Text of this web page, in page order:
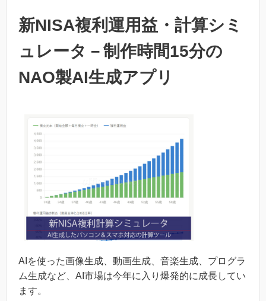
新NISA複利運用益・計算シミ
ュレータ－制作時間15分の
NAO製AI生成アプリ
AIを使った画像生成、動画生成、音楽生成、プログラ
ム生成など、AI市場は今年に入り爆発的に成長してい
ます。